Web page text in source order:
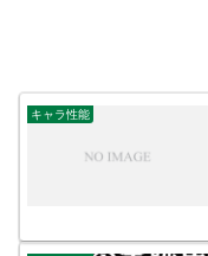
キャラ性能